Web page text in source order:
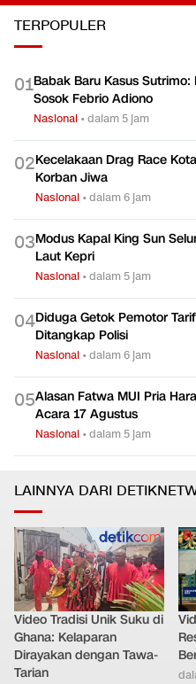
TERPOPULER
01Babak Baru Kasus
Sosok Febrio Adiono
Nasional •dalam 5 jam
02Kecelakaan Drag Race
Korban Jiwa
Nasional •dalam 6 jam
03Modus Kapal King Sun
Laut Kepri
Nasional •dalam 5 jam
04Diduga Getok Pemotor
Ditangkap Polisi
Nasional •dalam 6 jam
05Alasan Fatwa MUI Pria
Acara 17 Agustus
Nasional •dalam 5 jam
LAINNYA DARI
Video Tradisi Unik Suku di
Ghana: Kelaparan
Dirayakan dengan Tawa-
Tarian